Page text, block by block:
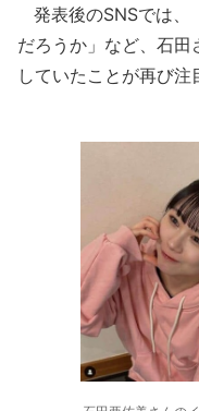
発表後のSNSでは、
だろうか」など、石田
していたことが再び注